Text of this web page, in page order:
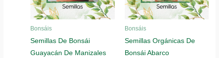
Bonsáis
Semillas De Bonsái
Guayacán De Manizales
Bonsáis
Semillas Orgánicas De
Bonsái Abarco